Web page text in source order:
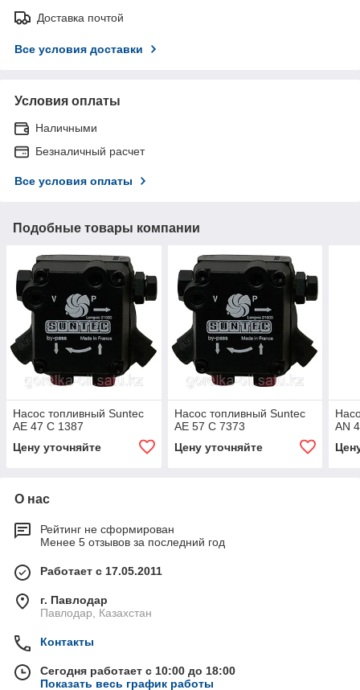
Доставка почтой
Все условия доставки
Условия оплаты
Наличными
Безналичный расчет
Все условия оплаты
Подобные товары компании
Насос топливный Suntec
AE 47 C 1387
Цену уточняйте
Насос топливный Suntec
AE 57 C 7373
Цену уточняйте
AN
О нас
Рейтинг не сформирован
Менее 5 отзывов за последний год
Работает с 17.05.2011
г. Павлодар
Павлодар, Казахстан
Контакты
Сегодня работает с 10:00 до 18:00
Показать весь график работы